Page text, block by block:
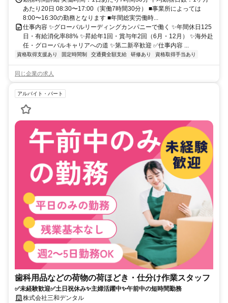
あたり20日 08:30〜17:00（実働7時間30分） ■事業所によっては
8:00〜16:30の勤務となります ■年間総実労働時...
仕事内容 ✨グローバルリーディングカンパニーで働く ✨年間休日125
日・有給消化率88% ✨昇給年1回・賞与年2回（6月・12月） ✨海外赴
任・グローバルキャリアへの道 ✨第二新卒歓迎 ✅仕事内容 ...
資格取得支援あり 固定時間制 交通費全額支給 研修あり 資格取得手当あり
同じ企業の求人
アルバイト・パート
歯科用品などの荷物の荷ほどき・仕分け作業スタッフ
✅未経験歓迎✅土日祝休み✨主婦活躍中✨午前中の短時間勤務
株式会社三和デンタル